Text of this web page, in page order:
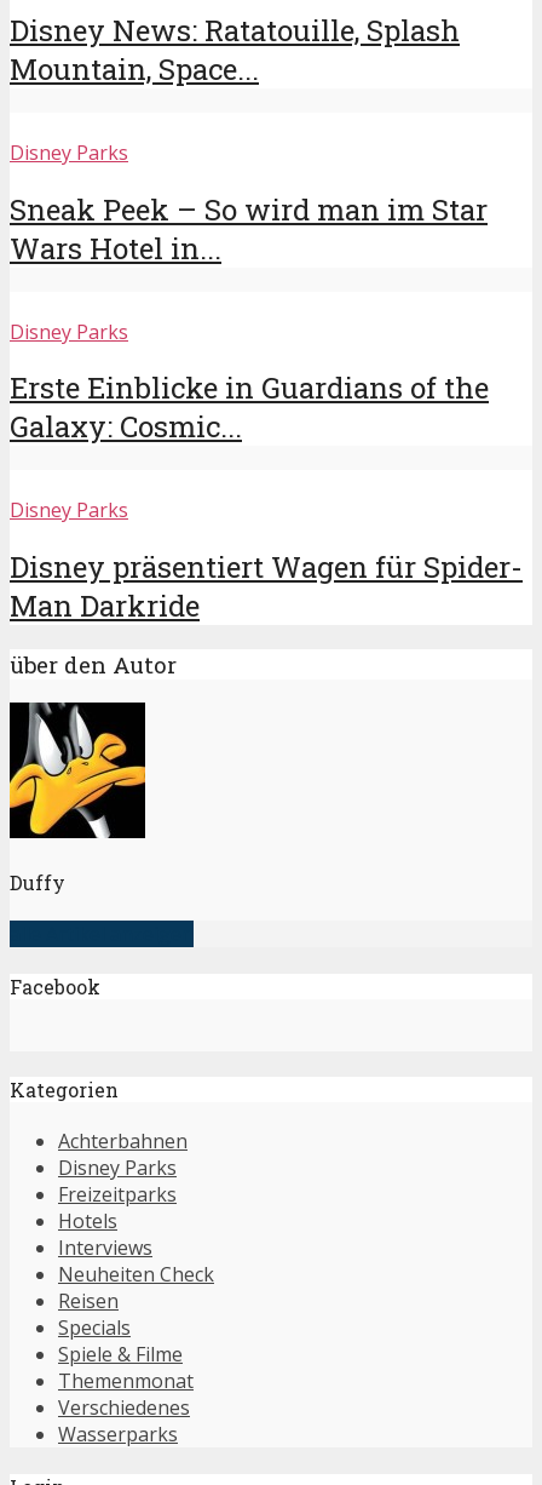
Disney News: Ratatouille, Splash
Mountain, Space...
Disney Parks
Sneak Peek – So wird man im Star
Wars Hotel in...
Disney Parks
Erste Einblicke in Guardians of the
Galaxy: Cosmic...
Disney Parks
Disney präsentiert Wagen für Spider-
Man Darkride
über den Autor
Duffy
Facebook
Kategorien
Achterbahnen
Disney Parks
Freizeitparks
Hotels
Interviews
Neuheiten Check
Reisen
Specials
Spiele & Filme
Themenmonat
Verschiedenes
Wasserparks